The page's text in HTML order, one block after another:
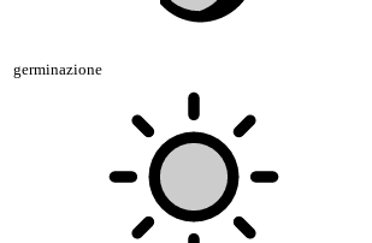
germinazione